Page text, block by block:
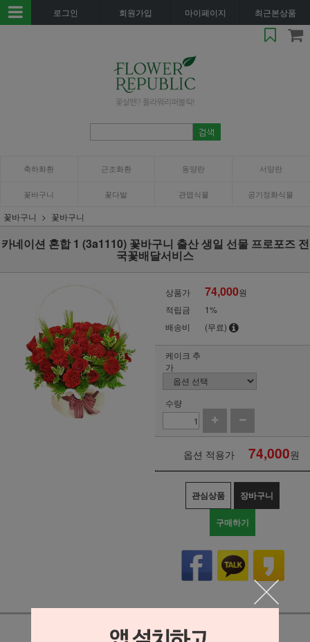
로그인 회원가입 마이페이지 최근본상품
축하화환 근조화환 동양란 서양란
꽃바구니 꽃다발 관엽식물 공기정화식물
꽃바구니 꽃바구니
카네이션 혼합 1 (3a1110) 꽃바구니 출산 생일 선물 프로포즈 전
국꽃배달서비스
상품가 74,000원
적립금
1%
배송비
(무료)
케이크 추
가
수량
옵션 적용가 74,000원
관심상품 장바구니
구매하기